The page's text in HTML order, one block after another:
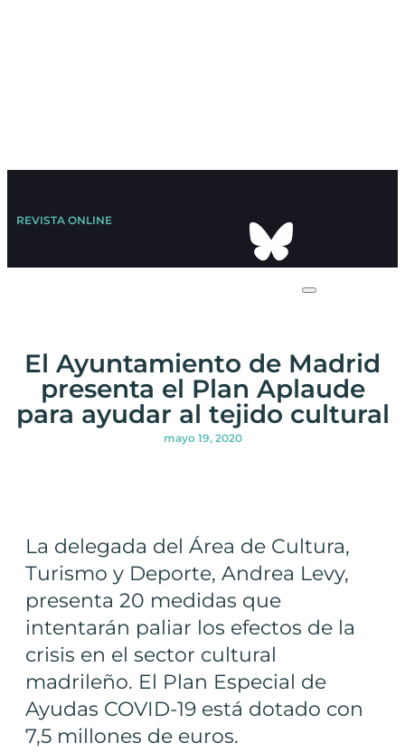
REVISTA ONLINE
El Ayuntamiento de Madrid
presenta el Plan Aplaude
para ayudar al tejido cultural
mayo 19, 2020
La delegada del Área de Cultura,
Turismo y Deporte, Andrea Levy,
presenta 20 medidas que
intentarán paliar los efectos de la
crisis en el sector cultural
madrileño. El Plan Especial de
Ayudas COVID-19 está dotado con
7,5 millones de euros.